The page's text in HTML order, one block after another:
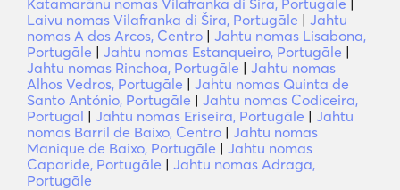
Katamarānu nomas Vilafranka di Šira, Portugāle |
Laivu nomas Vilafranka di Šira, Portugāle | Jahtu
nomas A dos Arcos, Centro | Jahtu nomas Lisabona,
Portugāle | Jahtu nomas Estanqueiro, Portugāle |
Jahtu nomas Rinchoa, Portugāle | Jahtu nomas
Alhos Vedros, Portugāle | Jahtu nomas Quinta de
Santo António, Portugāle | Jahtu nomas Codiceira,
Portugal | Jahtu nomas Eriseira, Portugāle | Jahtu
nomas Barril de Baixo, Centro | Jahtu nomas
Manique de Baixo, Portugāle | Jahtu nomas
Caparide, Portugāle | Jahtu nomas Adraga,
Portugāle